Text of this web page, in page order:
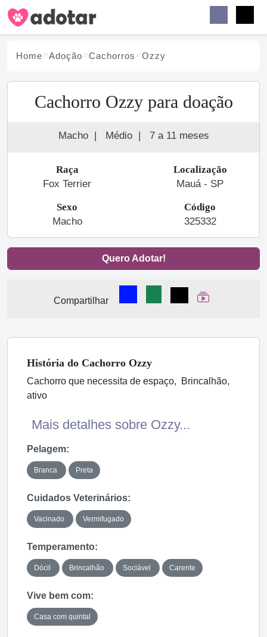
Home Adoção Cachorros Ozzy
Cachorro Ozzy para doação
Macho | Médio | 7 a 11 meses
Raça
Fox Terrier
Localização
Mauá - SP
Sexo
Macho
Código
325332
Quero Adotar!
Compartilhar
Compartilhar no Facebook
Compartilhar no
Compartilhar
Ver Web Story
História do Cachorro Ozzy
Cachorro que necessita de espaço, Brincalhão,
ativo
Mais detalhes sobre Ozzy...
Pelagem:
Branca Preta
Cuidados Veterinários:
Vacinado Vermifugado
Temperamento:
Dócil Brincalhão Sociável Carente
Vive bem com:
Casa com quintal